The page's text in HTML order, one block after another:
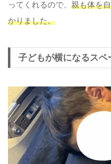
ってくれるので、 親も体を
かりました。
子どもが横になるスペ